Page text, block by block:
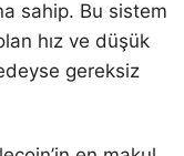
sahip. Bu sistem
hız ve düşük
gereksiz